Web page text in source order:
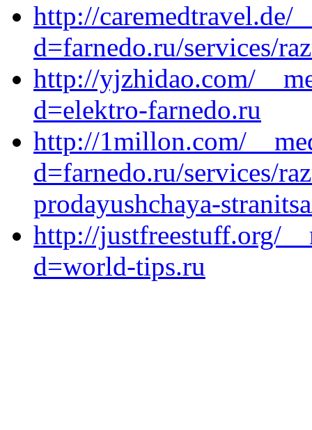
http://caremedtravel.de/
d=farnedo.ru/services/
http://yjzhidao.com/
d=elektro-farnedo.ru
http://1millon.com/
d=farnedo.ru/services/
prodayushchaya-
http://justfreestuff.org/
d=world-tips.ru